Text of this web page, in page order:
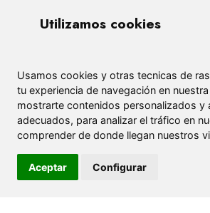
Utilizamos cookies
Usamos cookies y otras tecnicas de
tu experiencia de navegación en
mostrarte contenidos personalizados y
adecuados, para analizar el tráfico en
comprender de donde llegan nuestros
Aceptar Configurar